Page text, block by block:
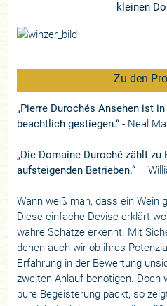
kleinen
Zu den
„Pierre Durochés Ansehen ist
beachtlich gestiegen.“ - Neal
„Die Domaine Duroché zählt zu
aufsteigenden Betrieben.“ –
Wann weiß man, dass ein Wein
Diese einfache Devise erklärt
wahre Schätze erkennt. Mit
denen auch wir ob ihres
Erfahrung in der Bewertung
zweiten Anlauf benötigen. Doch
pure Begeisterung packt, so